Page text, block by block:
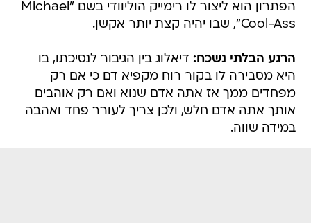
הפתרון הוא ליצור לו רימייק הוליוודי בשם "Michael
Cool-Ass", שבו יהיה קצת יותר אקשן.
הרגע הבלתי נשכח: דיאלוג בין הגיבור לנסיכתו, בו
היא מסבירה לו בקור רוח מקפיא דם כי אם רק
מפחדים ממך אז אתה אדם שנוא ואם רק אוהבים
אותך אתה אדם חלש, ולכן צריך לעורר פחד ואהבה
במידה שווה.